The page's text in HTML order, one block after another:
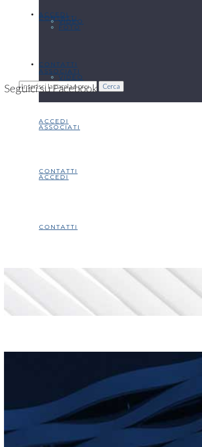
ACCEDI
CONTATTI
CONTATTI
Cerca
VIDEO
ASSOCIATI
ACCEDI
CONTATTI
FOTO
VIDEO
ASSOCIATI
ACCEDI
CONTATTI
Seguici su Facebook